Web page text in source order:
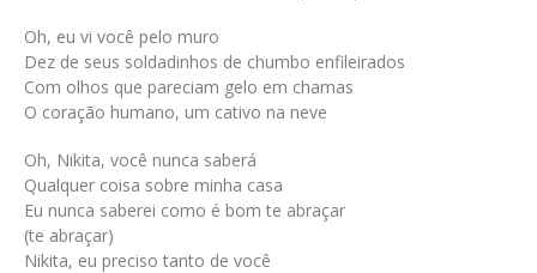
Oh, eu vi você pelo muro
Dez de seus soldadinhos de chumbo enfileirados
Com olhos que pareciam gelo em chamas
O coração humano, um cativo na neve
Oh, Nikita, você nunca saberá
Qualquer coisa sobre minha casa
Eu nunca saberei como é bom te abraçar
(te abraçar)
Nikita, eu preciso tanto de você